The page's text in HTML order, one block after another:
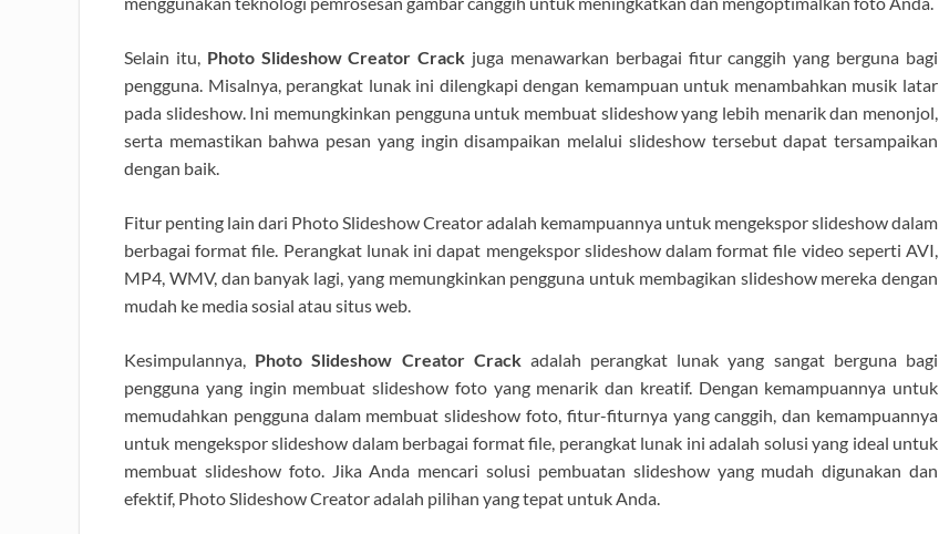
Selain itu, Photo Slideshow Creator Crack juga menawarkan berbagai fitur canggih yang berguna bagi
pengguna. Misalnya, perangkat lunak ini dilengkapi dengan kemampuan untuk menambahkan musik latar
pada slideshow. Ini memungkinkan pengguna untuk membuat slideshow yang lebih menarik dan menonjol,
serta memastikan bahwa pesan yang ingin disampaikan melalui slideshow tersebut dapat tersampaikan
dengan baik.
Fitur penting lain dari Photo Slideshow Creator adalah kemampuannya untuk mengekspor slideshow dalam
berbagai format file. Perangkat lunak ini dapat mengekspor slideshow dalam format file video seperti AVI,
MP4, WMV, dan banyak lagi, yang memungkinkan pengguna untuk membagikan slideshow mereka dengan
mudah ke media sosial atau situs web.
Kesimpulannya, Photo Slideshow Creator Crackadalah perangkat lunak yang sangat berguna bagi
pengguna yang ingin membuat slideshow foto yang menarik dan kreatif. Dengan kemampuannya untuk
memudahkan pengguna dalam membuat slideshow foto, fitur-fiturnya yang canggih, dan kemampuannya
untuk mengekspor slideshow dalam berbagai format file, perangkat lunak ini adalah solusi yang ideal untuk
membuat slideshow foto. Jika Anda mencari solusi pembuatan slideshow yang mudah digunakan dan
efektif, Photo Slideshow Creator adalah pilihan yang tepat untuk Anda.